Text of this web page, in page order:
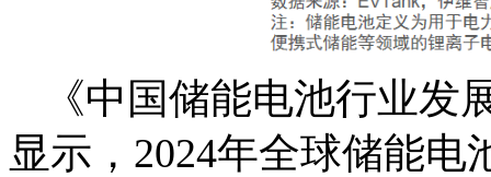
《中国储能电池行业发
显示，2024年全球储能